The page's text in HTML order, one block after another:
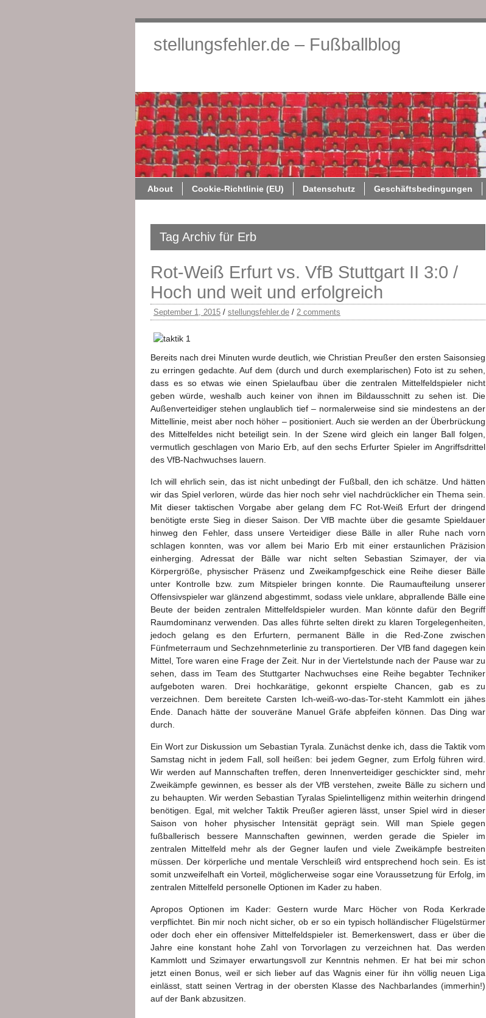
stellungsfehler.de – Fußballblog
About Cookie-Richtlinie (EU) Datenschutz Geschäftsbedingungen
Tag Archiv für Erb
Rot-Weiß Erfurt vs. VfB Stuttgart II 3:0 /
Hoch und weit und erfolgreich
September 1, 2015 / stellungsfehler.de / 2 comments
Bereits nach drei Minuten wurde deutlich, wie Christian Preußer den ersten Saisonsieg
zu erringen gedachte. Auf dem (durch und durch exemplarischen) Foto ist zu sehen,
dass es so etwas wie einen Spielaufbau über die zentralen Mittelfeldspieler nicht
geben würde, weshalb auch keiner von ihnen im Bildausschnitt zu sehen ist. Die
Außenverteidiger stehen unglaublich tief – normalerweise sind sie mindestens an der
Mittellinie, meist aber noch höher – positioniert. Auch sie werden an der Überbrückung
des Mittelfeldes nicht beteiligt sein. In der Szene wird gleich ein langer Ball folgen,
vermutlich geschlagen von Mario Erb, auf den sechs Erfurter Spieler im Angriffsdrittel
des VfB-Nachwuchses lauern.
Ich will ehrlich sein, das ist nicht unbedingt der Fußball, den ich schätze. Und hätten
wir das Spiel verloren, würde das hier noch sehr viel nachdrücklicher ein Thema sein.
Mit dieser taktischen Vorgabe aber gelang dem FC Rot-Weiß Erfurt der dringend
benötigte erste Sieg in dieser Saison. Der VfB machte über die gesamte Spieldauer
hinweg den Fehler, dass unsere Verteidiger diese Bälle in aller Ruhe nach vorn
schlagen konnten, was vor allem bei Mario Erb mit einer erstaunlichen Präzision
einherging. Adressat der Bälle war nicht selten Sebastian Szimayer, der via
Körpergröße, physischer Präsenz und Zweikampfgeschick eine Reihe dieser Bälle
unter Kontrolle bzw. zum Mitspieler bringen konnte. Die Raumaufteilung unserer
Offensivspieler war glänzend abgestimmt, sodass viele unklare, abprallende Bälle eine
Beute der beiden zentralen Mittelfeldspieler wurden. Man könnte dafür den Begriff
Raumdominanz verwenden. Das alles führte selten direkt zu klaren Torgelegenheiten,
jedoch gelang es den Erfurtern, permanent Bälle in die Red-Zone zwischen
Fünfmeterraum und Sechzehnmeterlinie zu transportieren. Der VfB fand dagegen kein
Mittel, Tore waren eine Frage der Zeit. Nur in der Viertelstunde nach der Pause war zu
sehen, dass im Team des Stuttgarter Nachwuchses eine Reihe begabter Techniker
aufgeboten waren. Drei hochkarätige, gekonnt erspielte Chancen, gab es zu
verzeichnen. Dem bereitete Carsten Ich-weiß-wo-das-Tor-steht Kammlott ein jähes
Ende. Danach hätte der souveräne Manuel Gräfe abpfeifen können. Das Ding war
durch.
Ein Wort zur Diskussion um Sebastian Tyrala. Zunächst denke ich, dass die Taktik vom
Samstag nicht in jedem Fall, soll heißen: bei jedem Gegner, zum Erfolg führen wird.
Wir werden auf Mannschaften treffen, deren Innenverteidiger geschickter sind, mehr
Zweikämpfe gewinnen, es besser als der VfB verstehen, zweite Bälle zu sichern und
zu behaupten. Wir werden Sebastian Tyralas Spielintelligenz mithin weiterhin dringend
benötigen. Egal, mit welcher Taktik Preußer agieren lässt, unser Spiel wird in dieser
Saison von hoher physischer Intensität geprägt sein. Will man Spiele gegen
fußballerisch bessere Mannschaften gewinnen, werden gerade die Spieler im
zentralen Mittelfeld mehr als der Gegner laufen und viele Zweikämpfe bestreiten
müssen. Der körperliche und mentale Verschleiß wird entsprechend hoch sein. Es ist
somit unzweifelhaft ein Vorteil, möglicherweise sogar eine Voraussetzung für Erfolg, im
zentralen Mittelfeld personelle Optionen im Kader zu haben.
Apropos Optionen im Kader: Gestern wurde Marc Höcher von Roda Kerkrade
verpflichtet. Bin mir noch nicht sicher, ob er so ein typisch holländischer Flügelstürmer
oder doch eher ein offensiver Mittelfeldspieler ist. Bemerkenswert, dass er über die
Jahre eine konstant hohe Zahl von Torvorlagen zu verzeichnen hat. Das werden
Kammlott und Szimayer erwartungsvoll zur Kenntnis nehmen. Er hat bei mir schon
jetzt einen Bonus, weil er sich lieber auf das Wagnis einer für ihn völlig neuen Liga
einlässt, statt seinen Vertrag in der obersten Klasse des Nachbarlandes (immerhin!)
auf der Bank abzusitzen.